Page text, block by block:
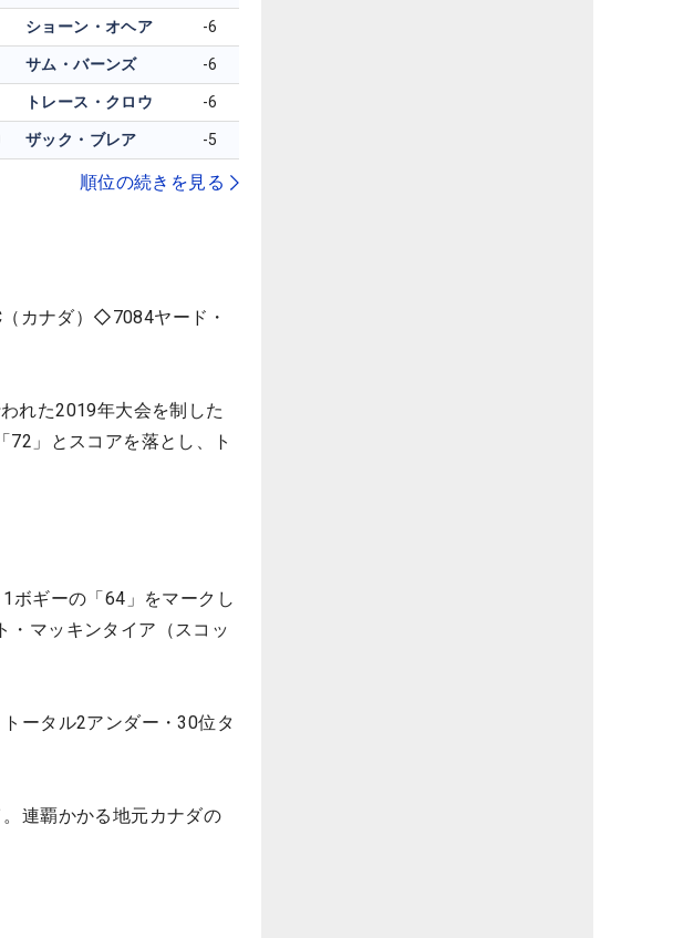
ショーン・オヘア -6
サム・バーンズ -6
トレース・クロウ -6
ザック・ブレア -5
順位の続きを見る
カナダ）◇7084ヤード・
れた2019年大会を制した
72」とスコアを落とし、ト
ボギーの「64」をマークし
・マッキンタイア（スコッ
ータル2アンダー・30位タ
連覇かかる地元カナダの